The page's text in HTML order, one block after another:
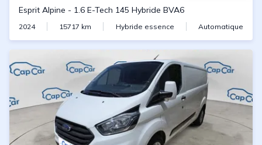
Esprit Alpine - 1.6 E-Tech 145 Hybride BVA6
2024 15717 km Hybride essence Automatique